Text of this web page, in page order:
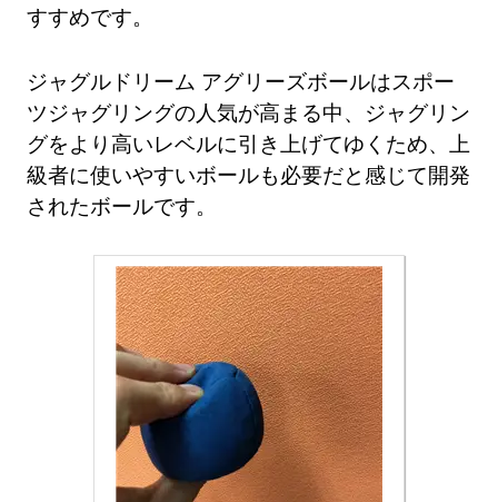
すすめです。
ジャグルドリーム アグリーズボールはスポー
ツジャグリングの人気が高まる中、ジャグリン
グをより高いレベルに引き上げてゆくため、上
級者に使いやすいボールも必要だと感じて開発
されたボールです。